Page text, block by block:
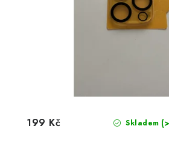
Skladem
199 Kč